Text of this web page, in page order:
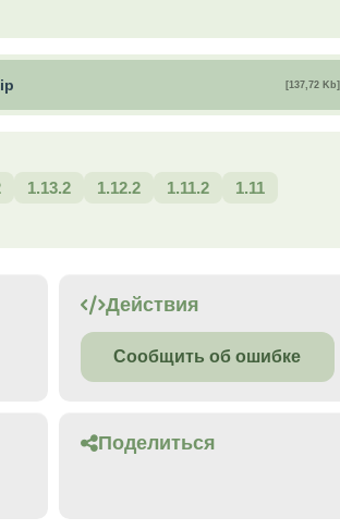
[137,72 Kb]
1.13.2 1.12.2 1.11.2
1.11
Действия
Сообщить об ошибке
Поделиться